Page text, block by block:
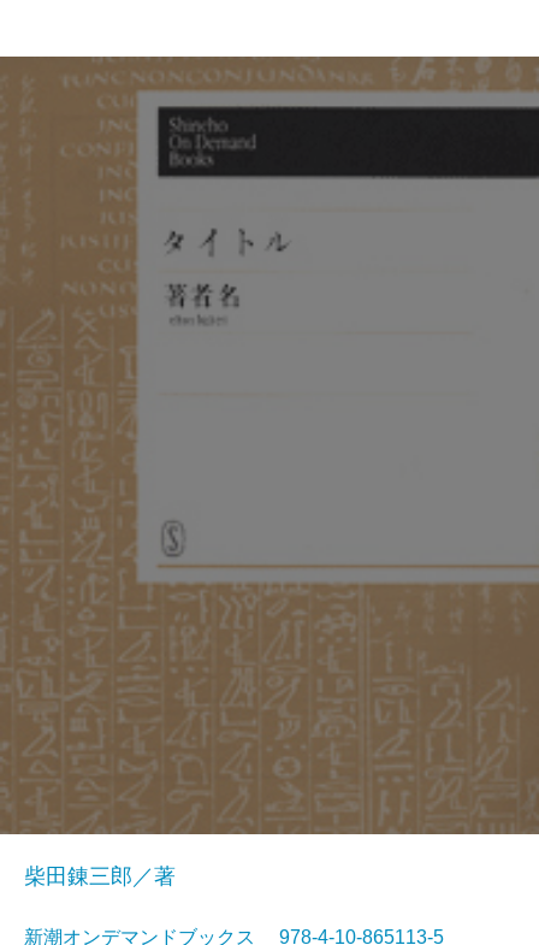
柴田錬三郎／著
新潮オンデマンドブックス 978-4-10-865113-5